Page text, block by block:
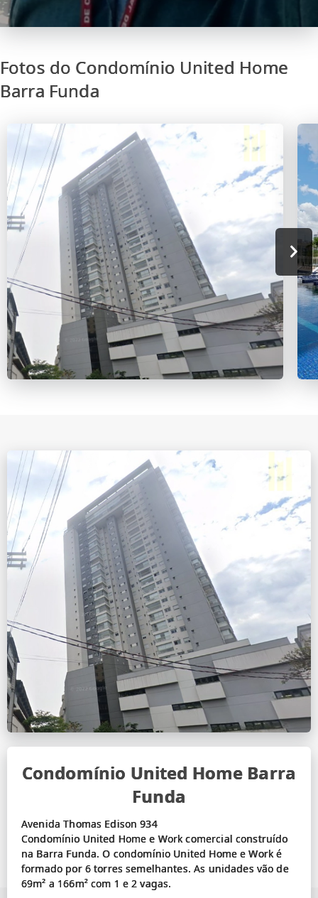
Fotos do Condomínio United Home
Barra Funda
Condomínio United Home Barra
Funda
Avenida Thomas Edison 934
Condomínio United Home e Work comercial construído
na Barra Funda. O condomínio United Home e Work é
formado por 6 torres semelhantes. As unidades vão de
69m² a 166m² com 1 e 2 vagas.